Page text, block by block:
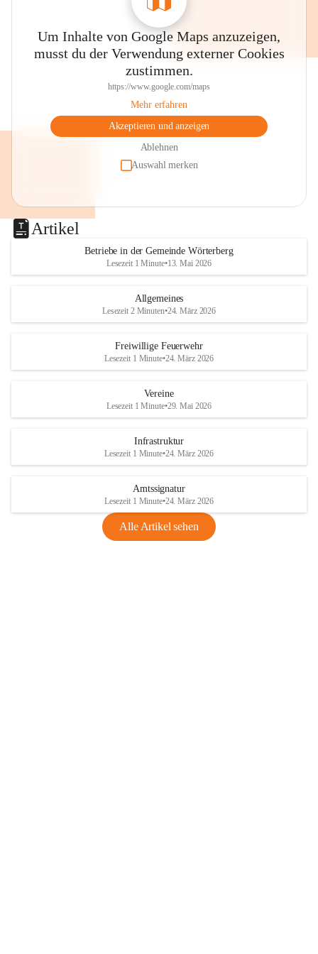
Um Inhalte von Google Maps anzuzeigen,
musst du der Verwendung externer Cookies
zustimmen.
https://www.google.com/maps
Mehr erfahren
Akzeptieren und anzeigen
Ablehnen
Auswahl merken
Artikel
Betriebe in der Gemeinde Wörterberg
Lesezeit 1 Minute•13. Mai 2026
Allgemeines
Lesezeit 2 Minuten•24. März 2026
Freiwillige Feuerwehr
Lesezeit 1 Minute•24. März 2026
Vereine
Lesezeit 1 Minute•29. Mai 2026
Infrastruktur
Lesezeit 1 Minute•24. März 2026
Amtssignatur
Lesezeit 1 Minute•24. März 2026
Alle Artikel sehen